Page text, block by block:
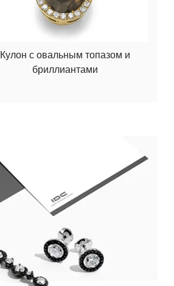
Кулон с овальным топазом и
бриллиантами